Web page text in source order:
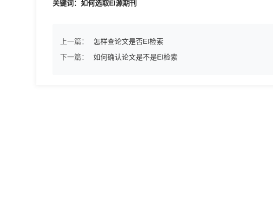
关键词：如何选取EI源期刊
上一篇：
怎样查论文是否EI检索
下一篇：
如何确认论文是不是EI检索